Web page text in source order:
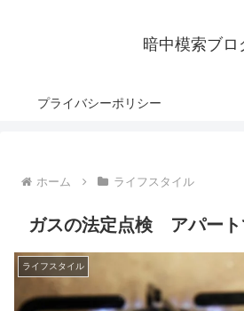
暗中模索ブロ
プライバシーポリシー
ホーム ライフスタイル
ガスの法定点検 アパート
ライフスタイル